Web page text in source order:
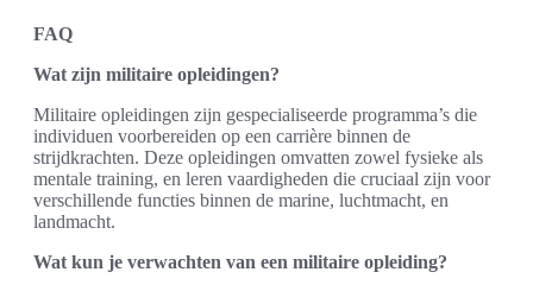
FAQ
Wat zijn militaire opleidingen?
Militaire opleidingen zijn gespecialiseerde programma’s die
individuen voorbereiden op een carrière binnen de
strijdkrachten. Deze opleidingen omvatten zowel fysieke als
mentale training, en leren vaardigheden die cruciaal zijn voor
verschillende functies binnen de marine, luchtmacht, en
landmacht.
Wat kun je verwachten van een militaire opleiding?